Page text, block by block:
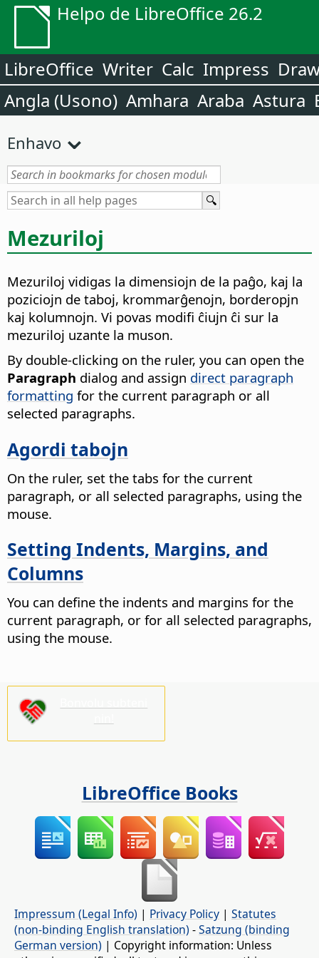
Helpo de LibreOffice 26.2
LibreOffice Writer Calc Impress
Angla (Usono) Amhara Araba Astura
Enhavo
Mezuriloj
Mezuriloj vidigas la dimensiojn de la paĝo, kaj la
poziciojn de taboj, krommarĝenojn, borderopjn
kaj kolumnojn. Vi povas modifi ĉiujn ĉi sur la
mezuriloj uzante la muson.
By double-clicking on the ruler, you can open the
Paragraph dialog and assign direct paragraph
formatting for the current paragraph or all
selected paragraphs.
Agordi tabojn
On the ruler, set the tabs for the current
paragraph, or all selected paragraphs, using the
mouse.
Setting Indents, Margins, and
Columns
You can define the indents and margins for the
current paragraph, or for all selected paragraphs,
using the mouse.
LibreOffice Books
Impressum (Legal Info) | Privacy Policy | Statutes
(non-binding English translation) -Satzung (binding
German version) | Copyright information: Unless